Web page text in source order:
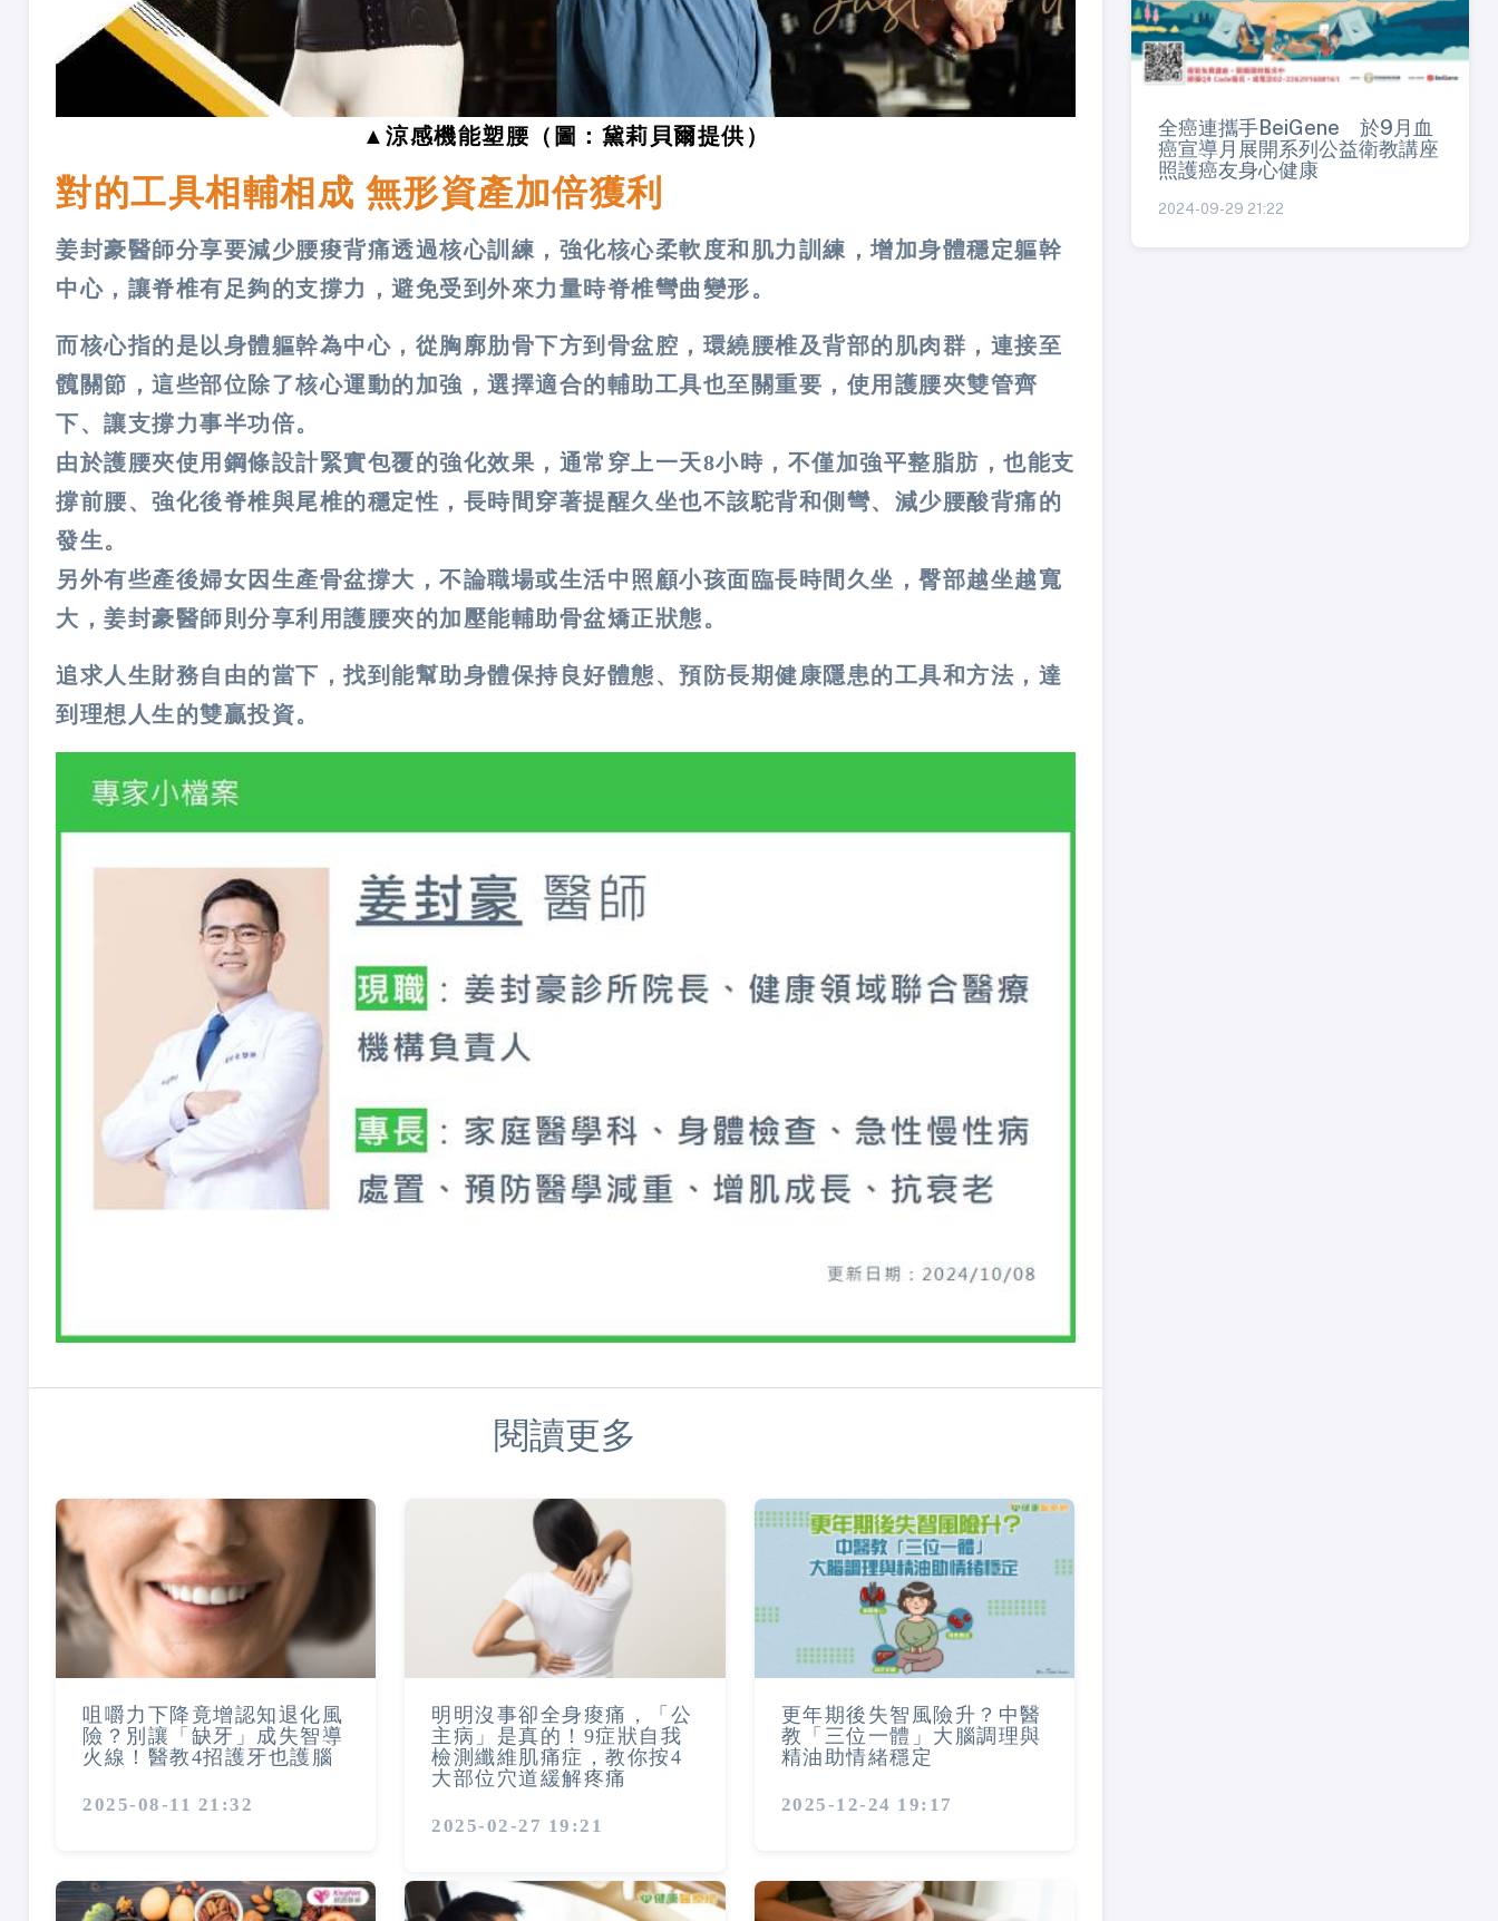
▲涼感機能塑腰（圖：黛莉貝爾提供）
對的工具相輔相成 無形資產加倍獲利
姜封豪醫師分享要減少腰痠背痛透過核心訓練，強化核心柔軟度和肌力訓練，增加身體穩定軀幹
中心，讓脊椎有足夠的支撐力，避免受到外來力量時脊椎彎曲變形。
而核心指的是以身體軀幹為中心，從胸廓肋骨下方到骨盆腔，環繞腰椎及背部的肌肉群，連接至
髖關節，這些部位除了核心運動的加強，選擇適合的輔助工具也至關重要，使用護腰夾雙管齊
下、讓支撐力事半功倍。
由於護腰夾使用鋼條設計緊實包覆的強化效果，通常穿上一天8小時，不僅加強平整脂肪，也能支
撐前腰、強化後脊椎與尾椎的穩定性，長時間穿著提醒久坐也不該駝背和側彎、減少腰酸背痛的
發生。
另外有些產後婦女因生產骨盆撐大，不論職場或生活中照顧小孩面臨長時間久坐，臀部越坐越寬
大，姜封豪醫師則分享利用護腰夾的加壓能輔助骨盆矯正狀態。
追求人生財務自由的當下，找到能幫助身體保持良好體態、預防長期健康隱患的工具和方法，達
到理想人生的雙贏投資。
閱讀更多
咀嚼力下降竟增認知退化風
險？別讓「缺牙」成失智導
火線！醫教4招護牙也護腦
2025-08-11 21:32
明明沒事卻全身痠痛，「公
主病」是真的！9症狀自我
檢測纖維肌痛症，教你按4
大部位穴道緩解疼痛
2025-02-27 19:21
更年期後失智風險升？中醫
教「三位一體」大腦調理與
精油助情緒穩定
2025-12-24 19:17
全癌連攜手BeiGene 於9月血
癌宣導月展開系列公益衛教講座
照護癌友身心健康
2024-09-29 21:22